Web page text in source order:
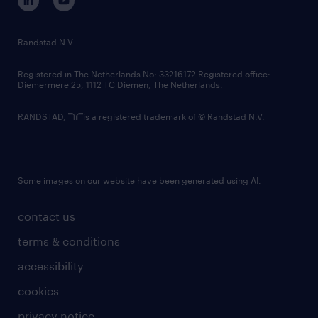
randstad innovation fund
country websites
contact us
terms & conditions
accessibility
cookies
Randstad N.V.
Registered in The Netherlands No: 33216172 Registered office:
Diemermere 25, 1112 TC Diemen, The Netherlands.
RANDSTAD, is a registered trademark of © Randstad N.V.
Some images on our website have been generated using AI.